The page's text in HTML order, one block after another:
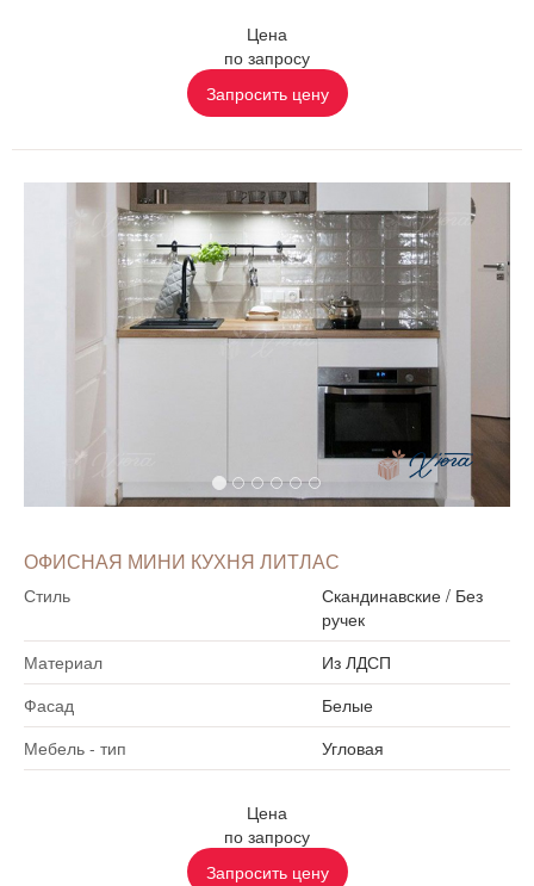
Цена
по запросу
Запросить цену
ОФИСНАЯ МИНИ КУХНЯ ЛИТЛАС
Стиль Скандинавские/ Без
ручек
Материал
Из ЛДСП
Фасад
Белые
Мебель - тип
Угловая
Цена
по запросу
Запросить цену